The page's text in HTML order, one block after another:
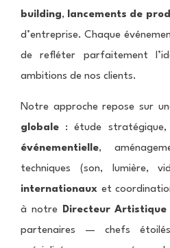
building, lancements de
d’entreprise. Chaque
de refléter parfaitement
ambitions de nos clients.
Notre approche repose sur
globale : étude stratégique,
événementielle,
techniques (son, lumière,
internationaux et
à notre
Directeur Artistique
partenaires — chefs